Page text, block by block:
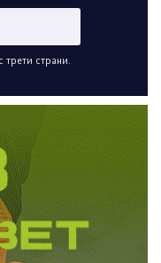
трети страни.